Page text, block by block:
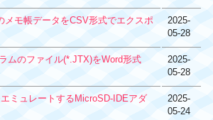
メモ帳データをCSV形式でエクスポ
2025-
05-28
ムのファイル(*.JTX)をWord形式
2025-
05-28
ミュレートするMicroSD-IDEアダ
2025-
05-24